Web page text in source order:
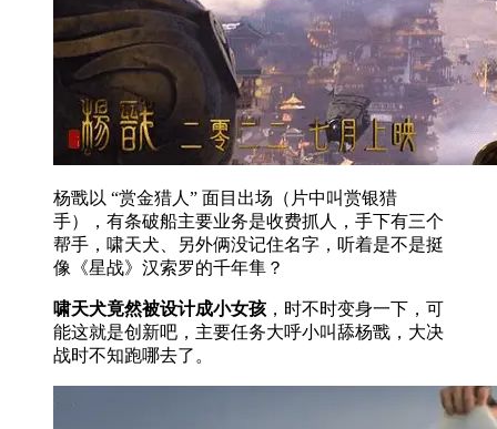
杨戬以 “赏金猎人” 面目出场（片中叫赏银猎
手），有条破船主要业务是收费抓人，手下有三个
帮手，啸天犬、另外俩没记住名字，听着是不是挺
像《星战》汉索罗的千年隼？
啸天犬竟然被设计成小女孩 ，时不时变身一下，可
能这就是创新吧，主要任务大呼小叫舔杨戬，大决
战时不知跑哪去了。